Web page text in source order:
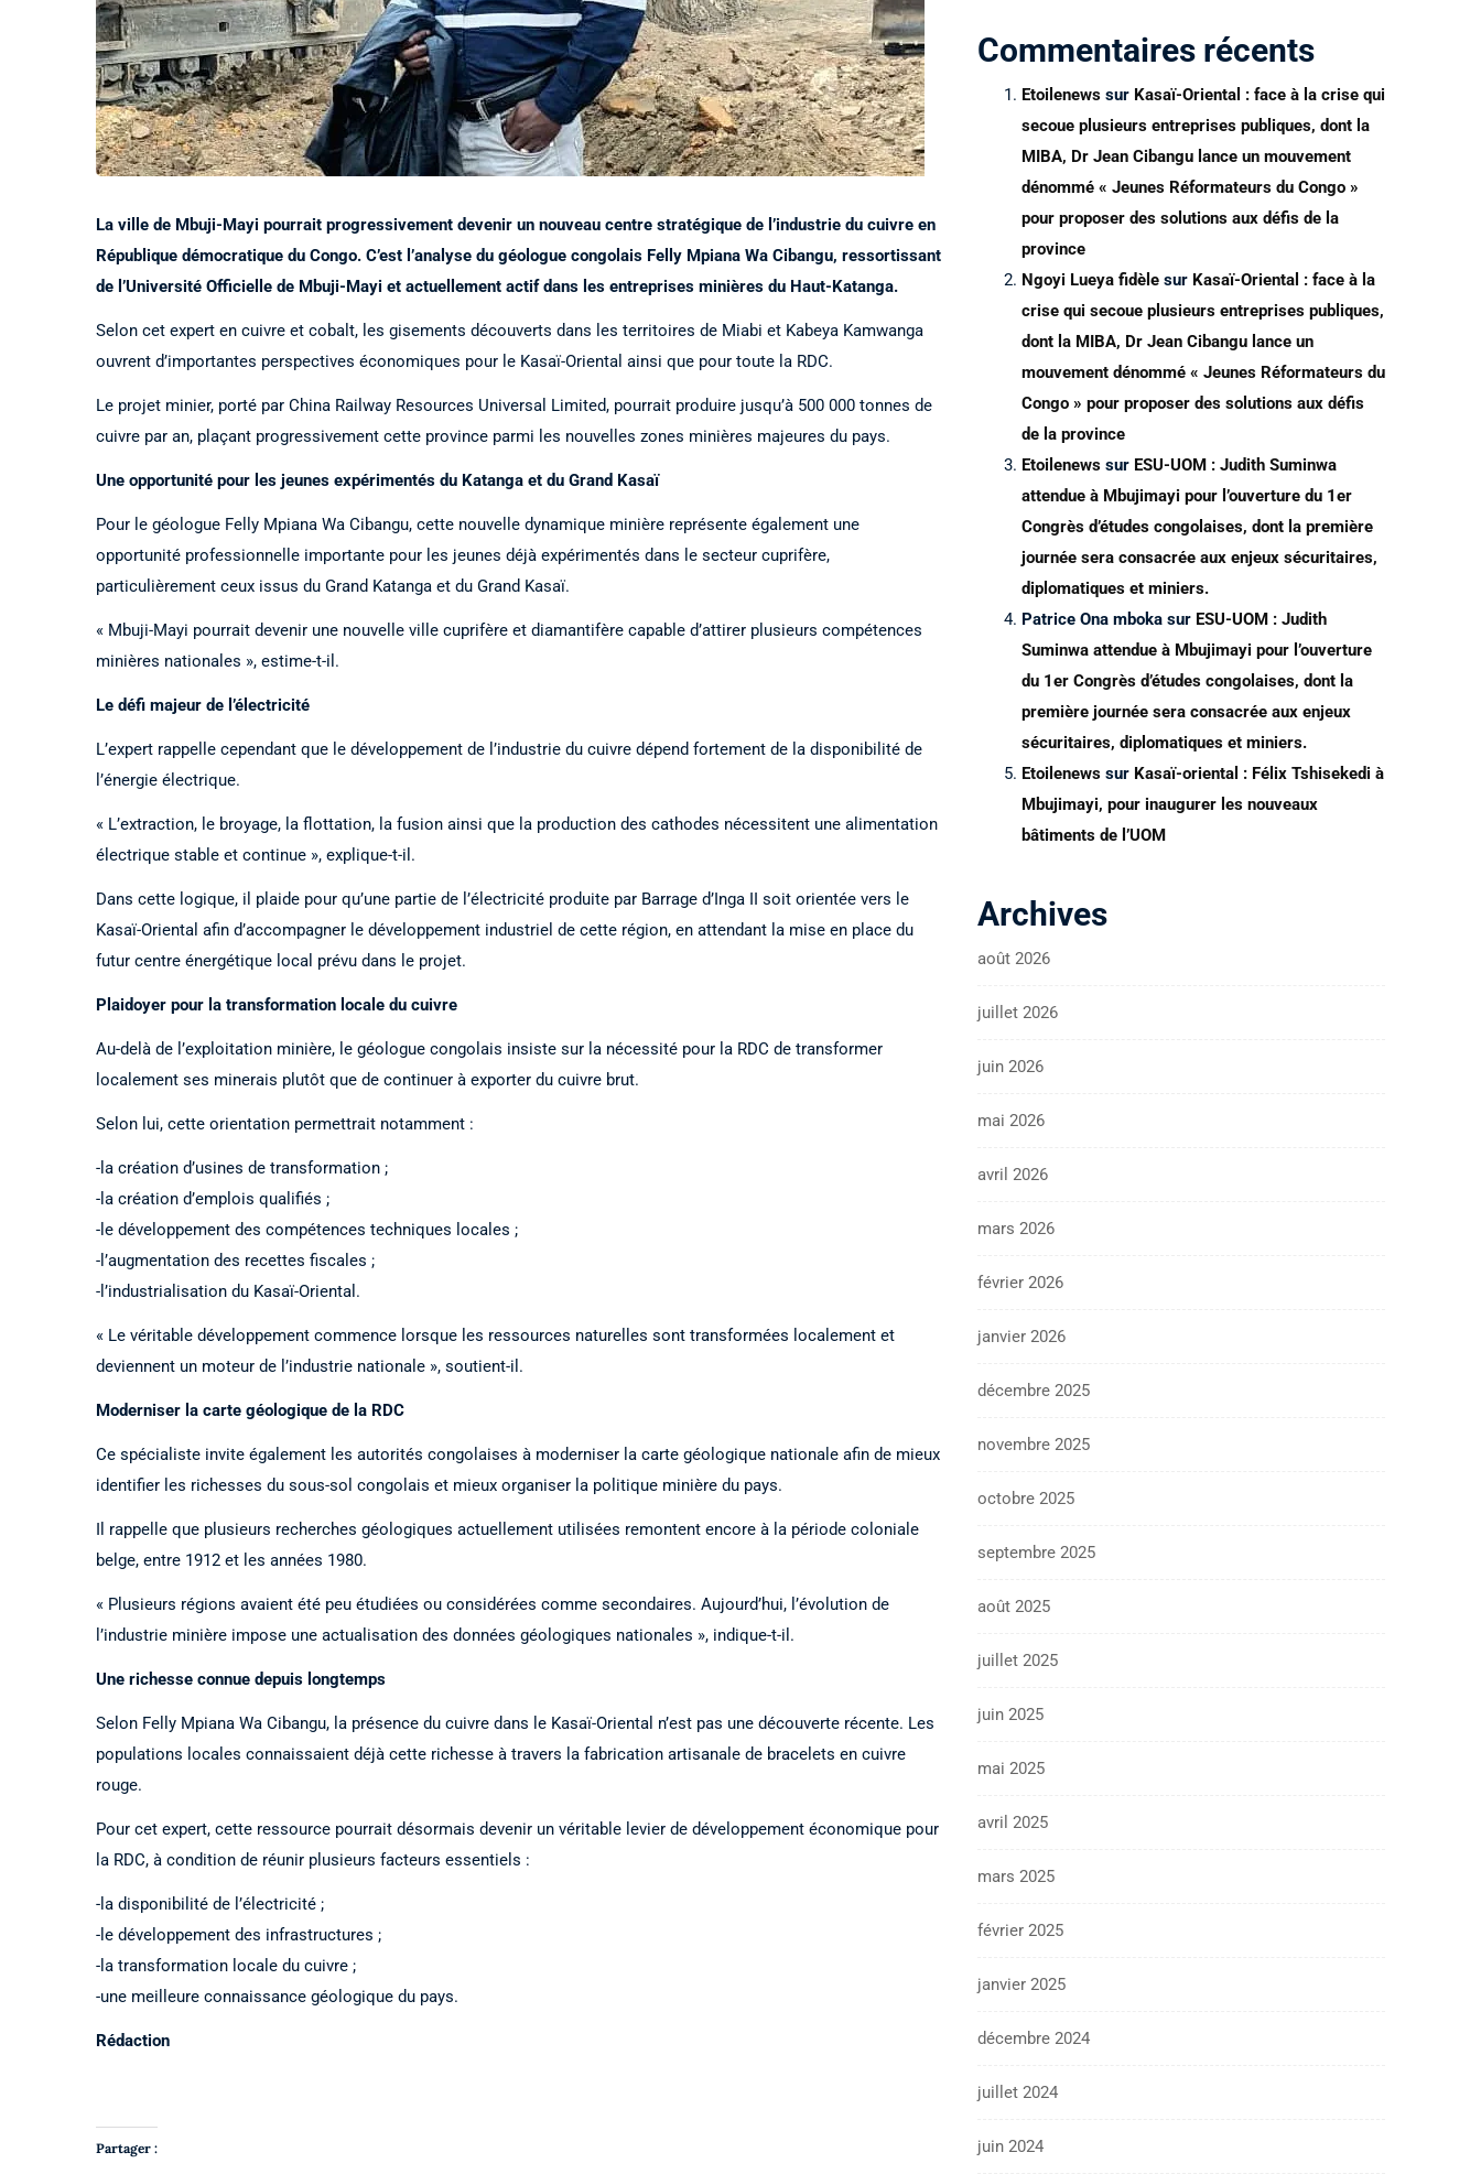
La ville de Mbuji-Mayi pourrait progressivement devenir un nouveau centre stratégique de l’industrie du cuivre en
République démocratique du Congo. C’est l’analyse du géologue congolais Felly Mpiana Wa Cibangu, ressortissant
de l’Université Officielle de Mbuji-Mayi et actuellement actif dans les entreprises minières du Haut-Katanga.
Selon cet expert en cuivre et cobalt, les gisements découverts dans les territoires de Miabi et Kabeya Kamwanga
ouvrent d’importantes perspectives économiques pour le Kasaï-Oriental ainsi que pour toute la RDC.
Le projet minier, porté par China Railway Resources Universal Limited, pourrait produire jusqu’à 500 000 tonnes de
cuivre par an, plaçant progressivement cette province parmi les nouvelles zones minières majeures du pays.
Une opportunité pour les jeunes expérimentés du Katanga et du Grand Kasaï
Pour le géologue Felly Mpiana Wa Cibangu, cette nouvelle dynamique minière représente également une
opportunité professionnelle importante pour les jeunes déjà expérimentés dans le secteur cuprifère,
particulièrement ceux issus du Grand Katanga et du Grand Kasaï.
« Mbuji-Mayi pourrait devenir une nouvelle ville cuprifère et diamantifère capable d’attirer plusieurs compétences
minières nationales », estime-t-il.
Le défi majeur de l’électricité
L’expert rappelle cependant que le développement de l’industrie du cuivre dépend fortement de la disponibilité de
l’énergie électrique.
« L’extraction, le broyage, la flottation, la fusion ainsi que la production des cathodes nécessitent une alimentation
électrique stable et continue », explique-t-il.
Dans cette logique, il plaide pour qu’une partie de l’électricité produite par Barrage d’Inga II soit orientée vers le
Kasaï-Oriental afin d’accompagner le développement industriel de cette région, en attendant la mise en place du
futur centre énergétique local prévu dans le projet.
Plaidoyer pour la transformation locale du cuivre
Au-delà de l’exploitation minière, le géologue congolais insiste sur la nécessité pour la RDC de transformer
localement ses minerais plutôt que de continuer à exporter du cuivre brut.
Selon lui, cette orientation permettrait notamment :
-la création d’usines de transformation ;
-la création d’emplois qualifiés ;
-le développement des compétences techniques locales ;
-l’augmentation des recettes fiscales ;
-l’industrialisation du Kasaï-Oriental.
« Le véritable développement commence lorsque les ressources naturelles sont transformées localement et
deviennent un moteur de l’industrie nationale », soutient-il.
Moderniser la carte géologique de la RDC
Ce spécialiste invite également les autorités congolaises à moderniser la carte géologique nationale afin de mieux
identifier les richesses du sous-sol congolais et mieux organiser la politique minière du pays.
Il rappelle que plusieurs recherches géologiques actuellement utilisées remontent encore à la période coloniale
belge, entre 1912 et les années 1980.
« Plusieurs régions avaient été peu étudiées ou considérées comme secondaires. Aujourd’hui, l’évolution de
l’industrie minière impose une actualisation des données géologiques nationales », indique-t-il.
Une richesse connue depuis longtemps
Selon Felly Mpiana Wa Cibangu, la présence du cuivre dans le Kasaï-Oriental n’est pas une découverte récente. Les
populations locales connaissaient déjà cette richesse à travers la fabrication artisanale de bracelets en cuivre
rouge.
Pour cet expert, cette ressource pourrait désormais devenir un véritable levier de développement économique pour
la RDC, à condition de réunir plusieurs facteurs essentiels :
-la disponibilité de l’électricité ;
-le développement des infrastructures ;
-la transformation locale du cuivre ;
-une meilleure connaissance géologique du pays.
Rédaction
Partager :
Commentaires récents
Etoilenews sur Kasaï-Oriental : face à la crise qui
secoue plusieurs entreprises publiques, dont la
MIBA, Dr Jean Cibangu lance un mouvement
dénommé « Jeunes Réformateurs du Congo »
pour proposer des solutions aux défis de la
province
Ngoyi Lueya fidèle sur Kasaï-Oriental : face à la
crise qui secoue plusieurs entreprises publiques,
dont la MIBA, Dr Jean Cibangu lance un
mouvement dénommé « Jeunes Réformateurs du
Congo » pour proposer des solutions aux défis
de la province
Etoilenews sur ESU-UOM : Judith Suminwa
attendue à Mbujimayi pour l’ouverture du 1er
Congrès d’études congolaises, dont la première
journée sera consacrée aux enjeux sécuritaires,
diplomatiques et miniers.
Patrice Ona mboka sur ESU-UOM : Judith
Suminwa attendue à Mbujimayi pour l’ouverture
du 1er Congrès d’études congolaises, dont la
première journée sera consacrée aux enjeux
sécuritaires, diplomatiques et miniers.
Etoilenews sur Kasaï-oriental : Félix Tshisekedi à
Mbujimayi, pour inaugurer les nouveaux
bâtiments de l’UOM
Archives
août 2026
juillet 2026
juin 2026
mai 2026
avril 2026
mars 2026
février 2026
janvier 2026
décembre 2025
novembre 2025
octobre 2025
septembre 2025
août 2025
juillet 2025
juin 2025
mai 2025
avril 2025
mars 2025
février 2025
janvier 2025
décembre 2024
juillet 2024
juin 2024